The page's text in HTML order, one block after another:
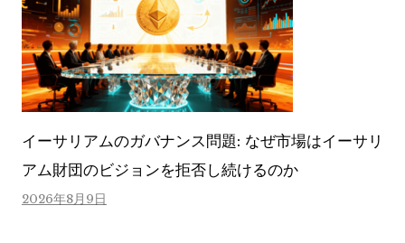
イーサリアムのガバナンス問題: なぜ市場はイーサリ
アム財団のビジョンを拒否し続けるのか
2026年8月9日